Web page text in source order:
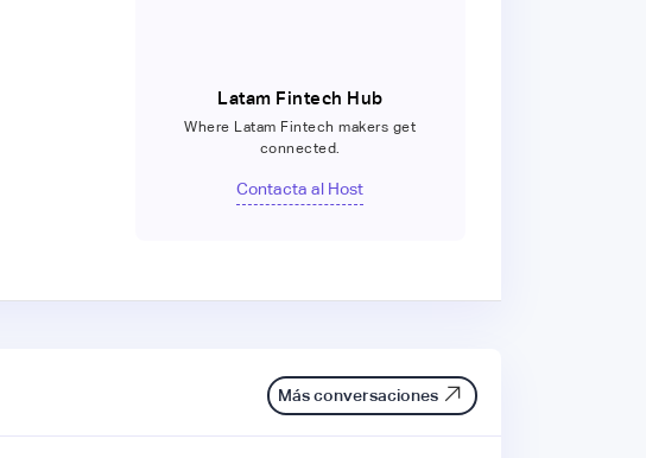
Latam Fintech Hub
Where Latam Fintech makers get
connected.
Contacta al Host
Más conversaciones